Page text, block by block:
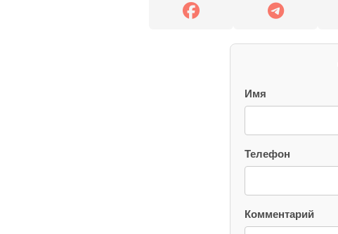
Имя
Телефон
Комментарий